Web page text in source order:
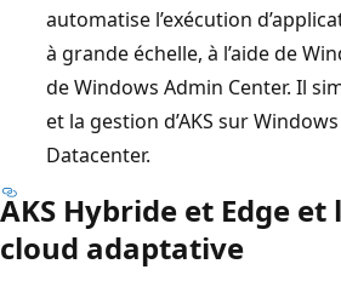
automatise l’exécution
à grande échelle, à l’aide de
de Windows Admin Center. Il
et la gestion d’AKS sur
Datacenter.
AKS Hybride et Edge et
cloud adaptative